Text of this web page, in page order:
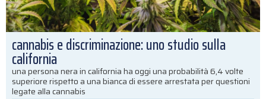
cannabis e discriminazione: uno studio sulla
california
una persona nera in california ha oggi una probabilità 6,4 volte
superiore rispetto a una bianca di essere arrestata per questioni
legate alla cannabis